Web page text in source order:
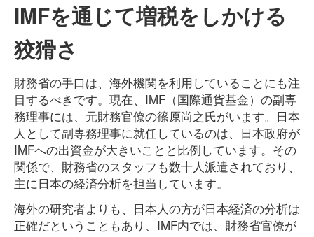
IMFを通じて増税をしかける
狡猾さ
財務省の手口は、海外機関を利用していることにも注
目するべきです。現在、IMF（国際通貨基金）の副専
務理事には、元財務官僚の篠原尚之氏がいます。日本
人として副専務理事に就任しているのは、日本政府が
IMFへの出資金が大きいことと比例しています。その
関係で、財務省のスタッフも数十人派遣されており、
主に日本の経済分析を担当しています。
海外の研究者よりも、日本人の方が日本経済の分析は
正確だということもあり、IMF内では、財務省官僚が